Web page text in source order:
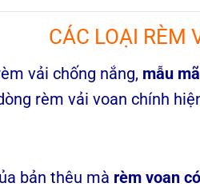
CÁC LOẠI RÈM
vải chống nắng, mẫu
rèm vải voan chính
bản thêu mà rèm voan